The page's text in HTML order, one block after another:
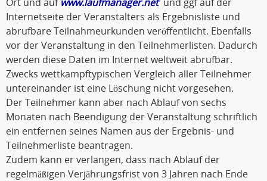
Internetseite der Veranstalters als Ergebnisliste und
abrufbare Teilnahmeurkunden veröffentlicht. Ebenfalls
vor der Veranstaltung in den Teilnehmerlisten. Dadurch
werden diese Daten im Internet weltweit abrufbar.
Zwecks wettkampftypischen Vergleich aller Teilnehmer
untereinander ist eine Löschung nicht vorgesehen.
Der Teilnehmer kann aber nach Ablauf von sechs
Monaten nach Beendigung der Veranstaltung schriftlich
ein entfernen seines Namen aus der Ergebnis- und
Teilnehmerliste beantragen.
Zudem kann er verlangen, dass nach Ablauf der
regelmäßigen Verjährungsfrist von 3 Jahren nach Ende